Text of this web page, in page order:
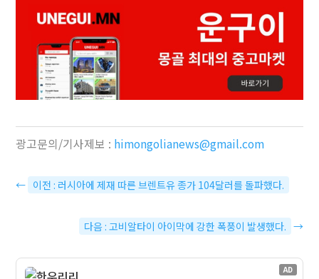
광고문의/기사제보 : himongolianews@gmail.com
← 이전 : 러시아에 제재 따른 브렌트유 종가 104달러를 돌파했다.
다음 : 고비알타이 아이막에 강한 폭풍이 발생했다. →
AD